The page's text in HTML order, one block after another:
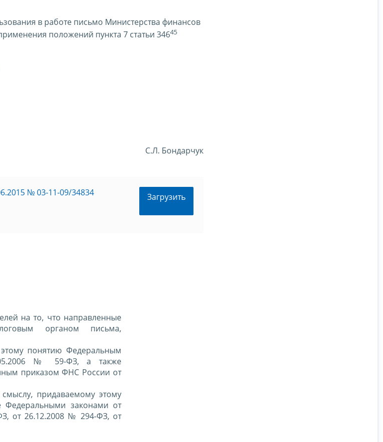
в работе письмо Министерства финансов
положений пункта 7 статьи 34645
С.Л. Бондарчук
№ 03-11-09/34834 Загрузить
на то, что направленные
органом письма,
понятию Федеральным
№ 59-ФЗ, а также
приказом ФНС России от
придаваемому этому
законами от
от 26.12.2008 № 294-ФЗ, от